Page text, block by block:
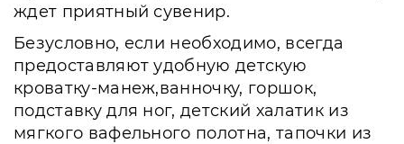
ждет приятный сувенир.
Безусловно, если необходимо, всегда
предоставляют удобную детскую
кроватку-манеж,ванночку, горшок,
подставку для ног, детский халатик из
мягкого вафельного полотна, тапочки из